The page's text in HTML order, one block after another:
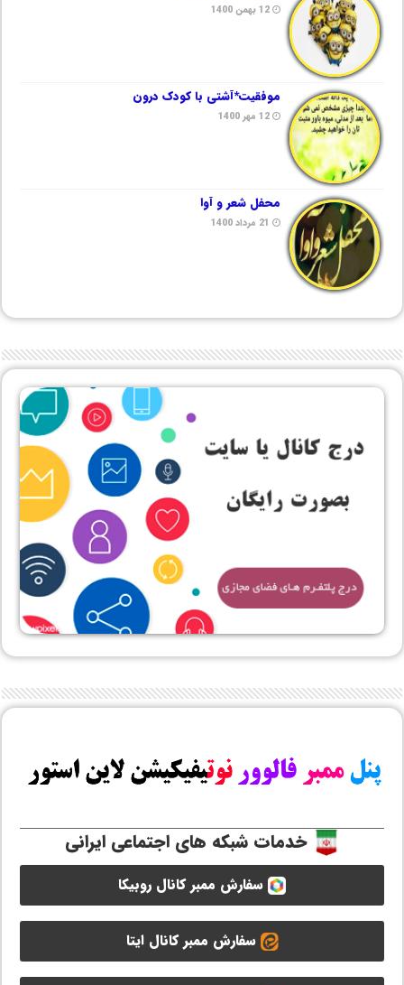
12 بهمن 1400
موفقیت*آشتی با کودک درون
12 مهر 1400
محفل شعر و آوا
21 مرداد 1400
خدمات شبکه های اجتماعی ایرانی
سفارش ممبر کانال روبیکا
سفارش ممبر کانال ایتا